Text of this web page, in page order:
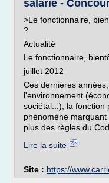
salarié -
>Le fonctionnaire,
?
Actualité
Le fonctionnaire,
juillet 2012
Ces dernières
l'environnement
sociétal...), la fonction
phénomène
plus des règles du
Lire la suite
Site : https://